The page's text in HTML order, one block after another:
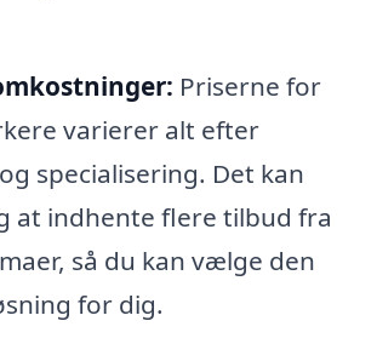
Priserne for
varierer alt efter
specialisering. Det kan
at indhente flere tilbud fra
så du kan vælge den
for dig.